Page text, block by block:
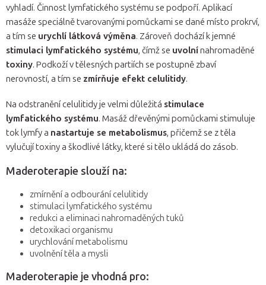
vyhladí. Činnost lymfatického systému se podpoří. Aplikací
masáže speciálně tvarovanými pomůckami se dané místo prokrví,
a tím se urychlí látková výměna. Zároveň dochází k jemné
stimulaci lymfatického systému, čímž se uvolnínahromaděné
toxiny. Podkoží v tělesných partiích se postupně zbaví
nerovností, a tím se zmírňuje efekt celulitidy.
Na odstranění celulitidy je velmi důležitá stimulace
lymfatického systému. Masáž dřevěnými pomůckami stimuluje
tok lymfy a nastartuje se metabolismus, přičemž se z těla
vylučují toxiny a škodlivé látky, které si tělo ukládá do zásob.
Maderoterapie slouží na:
zmírnění a odbourání celulitidy
stimulaci lymfatického systému
redukci a eliminaci nahromaděných tuků
detoxikaci organismu
urychlování metabolismu
uvolnění těla a mysli
Maderoterapie je vhodná pro: